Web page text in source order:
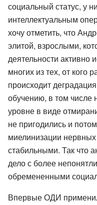
социальный статус, у
интеллектуальным
хочу отметить, что
элитой, взрослыми,
деятельности
многих из тех, от кого
происходит
обучению, в том числе
уровне в виде
не пригодились и
миелинизации
стабильными. Так что
дело с более
обремененными
Впервые ОДИ